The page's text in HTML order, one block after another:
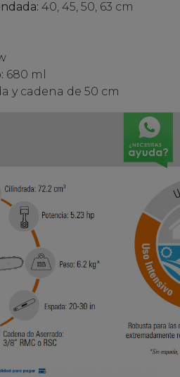
40, 45, 50, 63 cm
680 ml
y cadena de 50 cm